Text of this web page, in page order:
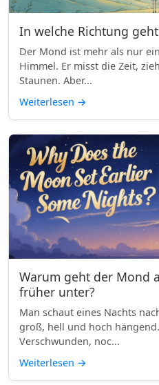
In welche Richtung
Der Mond ist mehr als nur
Himmel. Er misst die Zeit,
Staunen. Aber...
Weiterlesen →
Warum geht der Mond
früher unter?
Man schaut eines Nachts
groß, hell und hoch
Verschwunden, noc...
Weiterlesen →